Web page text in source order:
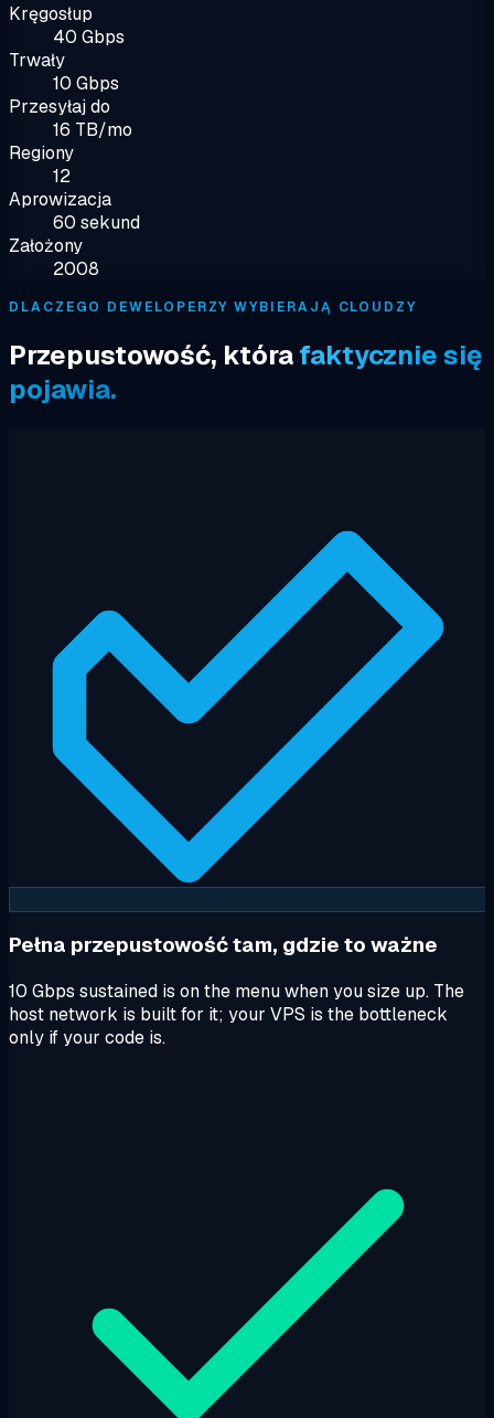
Kręgosłup
40 Gbps
Trwały
10 Gbps
Przesyłaj do
16 TB/mo
Regiony
12
Aprowizacja
60 sekund
Założony
2008
DLACZEGO DEWELOPERZY WYBIERAJĄ CLOUDZY
Przepustowość, którafaktycznie się
pojawia.
Pełna przepustowość tam, gdzie to ważne
10 Gbps sustained is on the menu when you size up. The
host network is built for it; your VPS is the bottleneck
only if your code is.